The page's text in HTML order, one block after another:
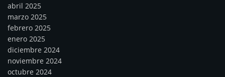
abril 2025
marzo 2025
febrero 2025
enero 2025
diciembre 2024
noviembre 2024
octubre 2024